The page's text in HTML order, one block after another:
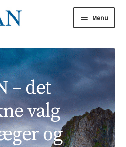
Menu
Udfold
Udfold
Udfold
Udfold
– det
valg
og